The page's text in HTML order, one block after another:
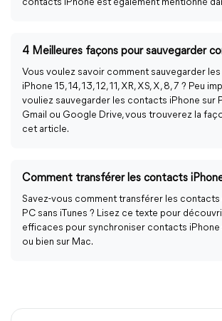
contacts iPhone est également mentionné
Vous voulez savoir comment sauvegarder
iPhone 15, 14, 13, 12, 11, XR, XS, X, 8, 7 ? Peu
vouliez sauvegarder les contacts iPhone sur
Gmail ou Google Drive, vous trouverez la
cet article.
Savez-vous comment transférer les contacts
PC sans iTunes ? Lisez ce texte pour
efficaces pour synchroniser contacts iPhone
ou bien sur Mac.